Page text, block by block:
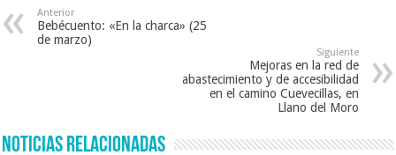
Anterior
Bebécuento: «En la charca» (25
de marzo)
Siguiente
Mejoras en la red de
abastecimiento y de accesibilidad
en el camino Cuevecillas, en
Llano del Moro
Noticias Relacionadas